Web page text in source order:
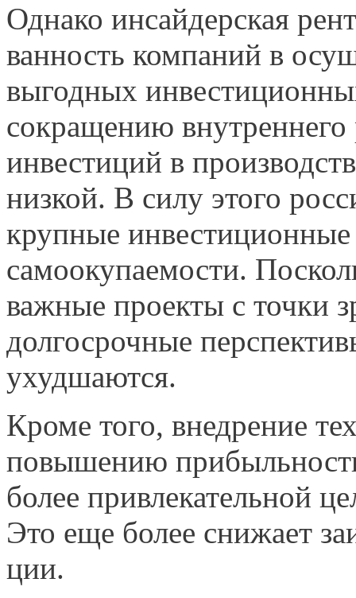
Однако инсайдерская
ванность компаний в
выгодных
сокраще­нию
инвести­ций в
низкой. В силу этого
крупные
самооку­паемости.
важные проекты с точки
долгос­рочные
ухудшаются.
Кроме того, внедрение
повышению
более привлекательной
Это еще более снижает
ции.